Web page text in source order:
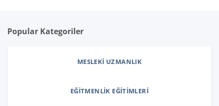
Popular Kategoriler
MESLEKI UZMANLIK
EĞITMENLIK EĞITIMLERI